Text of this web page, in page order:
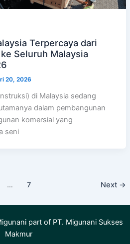
Terpercaya dari
Seluruh Malaysia
20, 2026
di Malaysia sedang
dalam pembangunan
komersial yang
seni
… 7 Next →
part of PT. Migunani Sukses
Makmur